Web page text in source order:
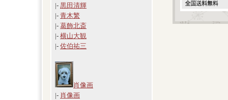
|- 黒田清輝
|- 青木繁
|- 葛飾北斎
|- 横山大観
|- 佐伯祐三
肖像画
|- 肖像画